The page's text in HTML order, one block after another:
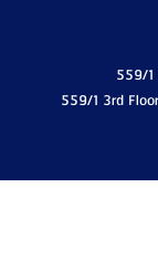
559/
559/1 3rd